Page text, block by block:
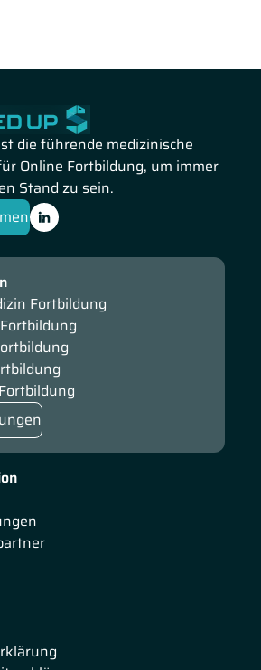
die führende medizinische
Online Fortbildung, um immer
Stand zu sein.
Fortbildung